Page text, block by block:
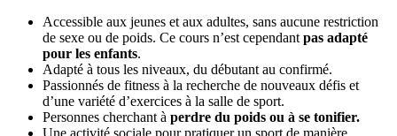
Accessible aux jeunes et aux adultes, sans aucune restriction
de sexe ou de poids. Ce cours n’est cependant pas adapté
pour les enfants.
Adapté à tous les niveaux, du débutant au confirmé.
Passionnés de fitness à la recherche de nouveaux défis et
d’une variété d’exercices à la salle de sport.
Personnes cherchant à perdre du poids ou à se tonifier.
Une activité sociale pour pratiquer un sport de manière